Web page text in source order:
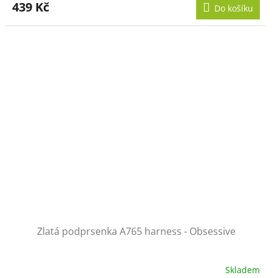
439 Kč Do košíku
Zlatá podprsenka A765 harness - Obsessive
Skladem